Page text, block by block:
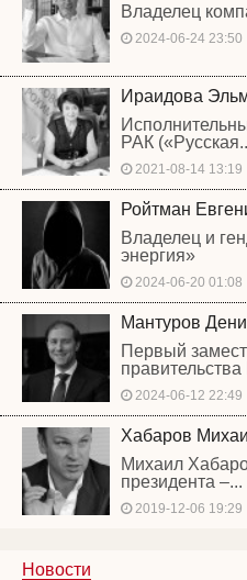
Владелец
2024-06-24 23:50
Ираидова
РАК
2021-08-14 13:19
Ройтман
Владелец и
энергия»
2024-06-20 01:08
Мантуров
Первый
2024-06-12 22:49
Хабаров
Михаил
президента –...
2019-12-06 19:29
Новости